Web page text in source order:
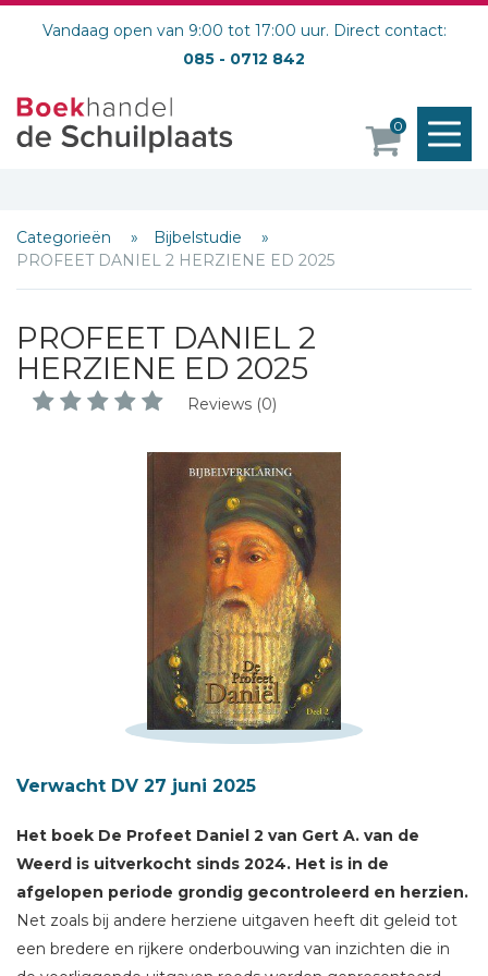
Vandaag open van 9:00 tot 17:00 uur. Direct contact:
085 - 0712 842
0
Categorieën
Bijbelstudie
PROFEET DANIEL 2 HERZIENE ED 2025
PROFEET DANIEL 2
HERZIENE ED 2025
Reviews (0)
Verwacht DV 27 juni 2025
Het boek De Profeet Daniel 2 van Gert A. van de
Weerd is uitverkocht sinds 2024. Het is in de
afgelopen periode grondig gecontroleerd en herzien.
Net zoals bij andere herziene uitgaven heeft dit geleid tot
een bredere en rijkere onderbouwing van inzichten die in
Naam *
E-mail *
Bericht *